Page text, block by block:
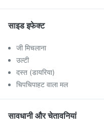
साइड इफेक्ट
जी मिचलाना
उल्टी
दस्त (डायरिया)
चिपचिपाहट वाला मल
सावधानी और चेतावनियां